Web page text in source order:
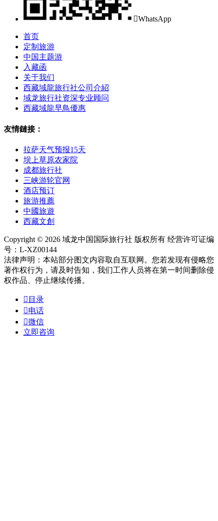
WhatsApp
首页
定制旅游
中国主题游
入藏函
关于我们
西藏域龍旅行社公司介紹
域龙旅行社资深专业顾问
西藏域龍早鳥優惠
友情鏈接：
拉萨天气预报15天
坝上草原农家院
成都旅行社
三峡游轮官网
酒店预订
旅游推薦
中國旅遊
西藏文創
Copyright © 2026 域龙中国国际旅行社 版权所有 经营许可证编
号：L-XZ00144
法律声明：本站部分图文内容取自互联网。您若发现有侵略您
著作权行为，请及时告知，我们工作人员将在第一时间删除侵
权作品、停止继续传播。
 目录
电话
微信
立即咨询